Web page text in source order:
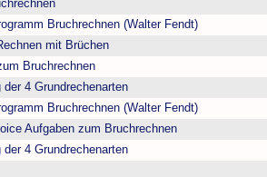
Bruchrechnen (Walter Fendt)
mit Brüchen
Bruchrechnen
der 4 Grundrechenarten
Bruchrechnen (Walter Fendt)
Aufgaben zum Bruchrechnen
der 4 Grundrechenarten